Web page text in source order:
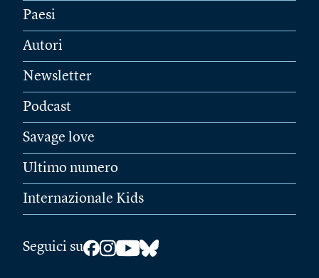
Paesi
Autori
Newsletter
Podcast
Savage love
Ultimo numero
Internazionale Kids
Seguici su